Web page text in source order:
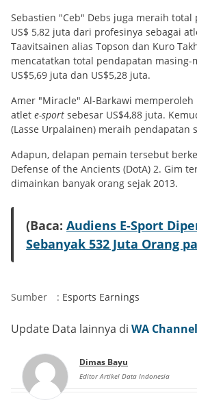
Sebastien "Ceb" Debs juga meraih
US$ 5,82 juta dari profesinya sebagai
Taavitsainen alias Topson dan Kuro
mencatatkan total pendapatan masing-
US$5,69 juta dan US$5,28 juta.
Amer "Miracle" Al-Barkawi
atlet e-sport sebesar US$4,88 juta.
(Lasse Urpalainen) meraih pendapatan
Adapun, delapan pemain tersebut
Defense of the Ancients (DotA) 2. Gim
dimainkan banyak orang sejak 2013.
(Baca: Audiens E-Sport
Sebanyak 532 Juta Orang
Sumber : Esports Earnings
Update Data lainnya di WA Channel
Dimas Bayu
Editor Artikel Data Indonesia